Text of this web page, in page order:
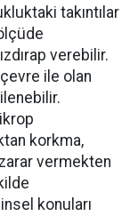
takıntılar
verebilir.
çevre ile olan
korkma,
vermekten
konuları